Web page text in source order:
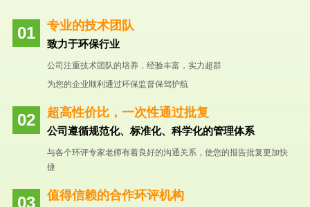
专业的技术团队
致力于环保行业
公司注重技术团队的培养，经验丰富，实力超群
为您的企业顺利通过环保监督保驾护航
超高性价比，一次性通过批复
公司遵循规范化、标准化、科学化的管理体系
与各个环评专家老师有着良好的沟通关系，使您的报告批复更加快
捷
值得信赖的合作环评机构